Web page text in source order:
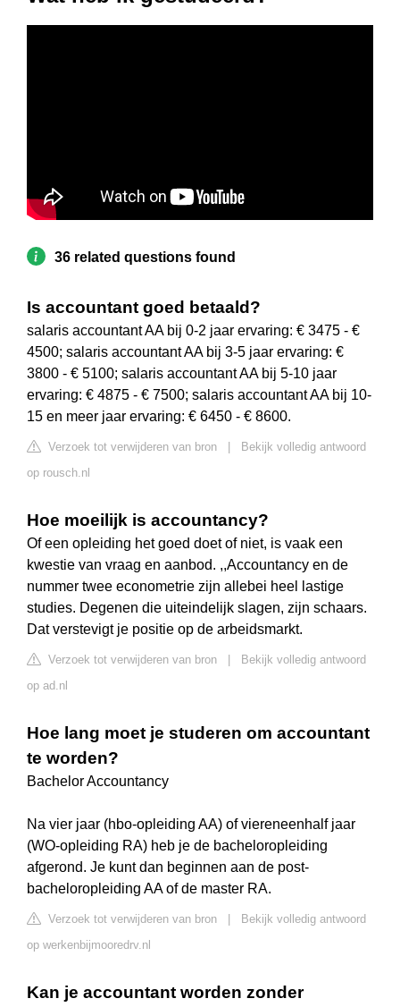
36 related questions found
Is accountant goed betaald?
salaris accountant AA bij 0-2 jaar ervaring: € 3475 - €
4500; salaris accountant AA bij 3-5 jaar ervaring: €
3800 - € 5100; salaris accountant AA bij 5-10 jaar
ervaring: € 4875 - € 7500; salaris accountant AA bij 10-
15 en meer jaar ervaring: € 6450 - € 8600.
Verzoek tot verwijderen van bron
Bekijk volledig antwoord
op rousch.nl
Hoe moeilijk is accountancy?
Of een opleiding het goed doet of niet, is vaak een
kwestie van vraag en aanbod. ,,Accountancy en de
nummer twee econometrie zijn allebei heel lastige
studies. Degenen die uiteindelijk slagen, zijn schaars.
Dat verstevigt je positie op de arbeidsmarkt.
Verzoek tot verwijderen van bron
Bekijk volledig antwoord
op ad.nl
Hoe lang moet je studeren om accountant
te worden?
Bachelor Accountancy
Na vier jaar (hbo-opleiding AA) of viereneenhalf jaar
(WO-opleiding RA) heb je de bacheloropleiding
afgerond. Je kunt dan beginnen aan de post-
bacheloropleiding AA of de master RA.
Verzoek tot verwijderen van bron
Bekijk volledig antwoord
op werkenbijmooredrv.nl
Kan je accountant worden zonder